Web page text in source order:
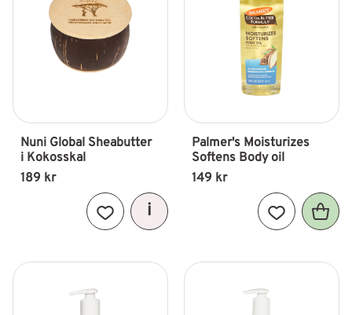
Nuni Global Sheabutter
i Kokosskal
189 kr
Lägg till i favoriter
Palmer's Moisturizes
Softens Body oil
149 kr
Lägg till i